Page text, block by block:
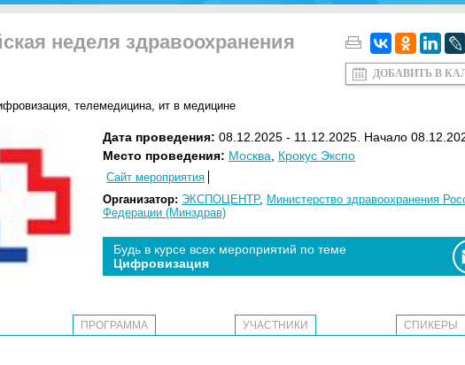
неделя здравоохранения
ДОБАВИТЬ В
, телемедицина, ит в медицине
Дата проведения: 08.12.2025 - 11.12.2025. Начало
Место проведения: Москва Крокус Экспо
Сайт мероприятия
Организатор: ЭКСПОЦЕНТР, Министерство здравоохранения
Федерации (Минздрав)
Будь в курсе всех мероприятий по теме
Цифровизация
ПРОГРАММА УЧАСТНИКИ СПИКЕРЫ